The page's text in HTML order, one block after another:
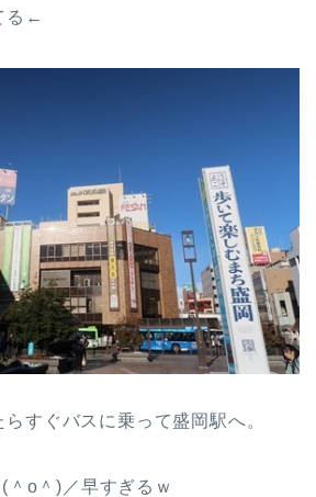
る←
すぐバスに乗って盛岡駅へ。
o＾)／早すぎるｗ